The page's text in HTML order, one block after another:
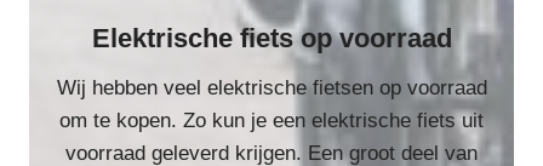
Elektrische fiets op voorraad
Wij hebben veel elektrische fietsen op voorraad
om te kopen. Zo kun je een elektrische fiets uit
voorraad geleverd krijgen. Een groot deel van